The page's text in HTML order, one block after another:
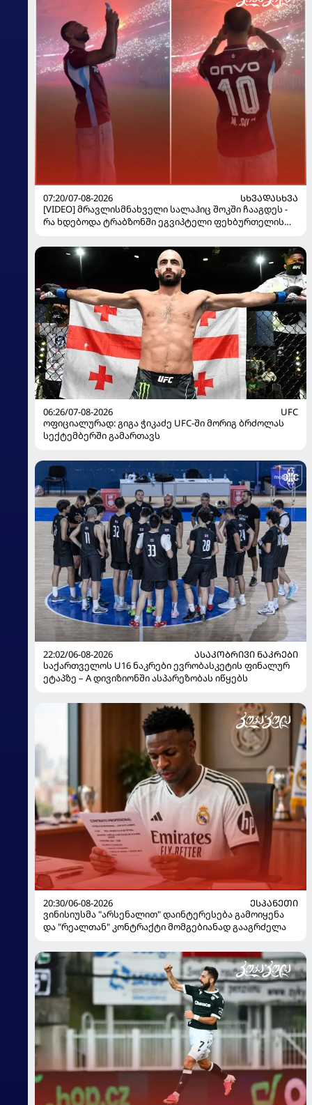
07:20/07-08-2026
ᲡᲮᲕᲐᲓᲐᲡᲮᲕᲐ
[VIDEO] მრავლისმნახველი სალაჰიც შოკში ჩააგდეს -
რა ხდებოდა ტრაბზონში ეგვიპტელი ფეხბურთელის
06:26/07-08-2026
UFC
ოფიციალურად: გიგა ჭიკაძე UFC-ში მორიგ ბრძოლას
სექტემბერში გამართავს
22:02/06-08-2026
ᲐᲡᲐᲙᲝᲑᲠᲘᲕᲘ ᲜᲐᲙᲠᲔᲑᲘ
საქართველოს U16 ნაკრები ევრობასკეტის ფინალურ
ეტაპზე – A დივიზიონში ასპარეზობას იწყებს
20:30/06-08-2026
ᲔᲡᲞᲐᲜᲔᲗᲘ
ვინისიუსმა "არსენალით" დაინტერესება გამოიყენა
და "რეალთან" კონტრაქტი მომგებიანად გააგრძელა